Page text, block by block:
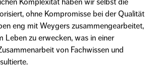
Komplexität haben wir selbst die
ohne Kompromisse bei der Qualität
eng mit Weygers zusammengearbeitet,
Leben zu erwecken, was in einer
von Fachwissen und